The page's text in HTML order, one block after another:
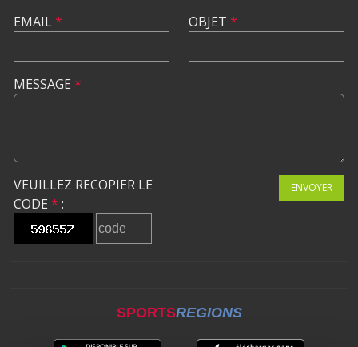
EMAIL* OBJET *
MESSAGE *
VEUILLEZ RECOPIER LE
CODE * :
ENVOYER
SPORTSREGIONS